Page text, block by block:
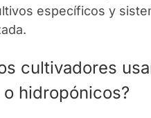
específicos y
cultivadores
hidropónicos?